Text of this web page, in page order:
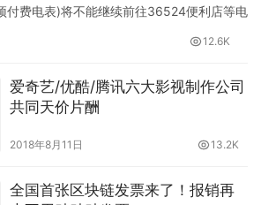
付费电表)将不能继续前往36524便利店等电
12.6K
爱奇艺/优酷/腾讯六大影视制作公司
共同天价片酬
2018年8月11日 13.2K
全国首张区块链发票来了！报销再